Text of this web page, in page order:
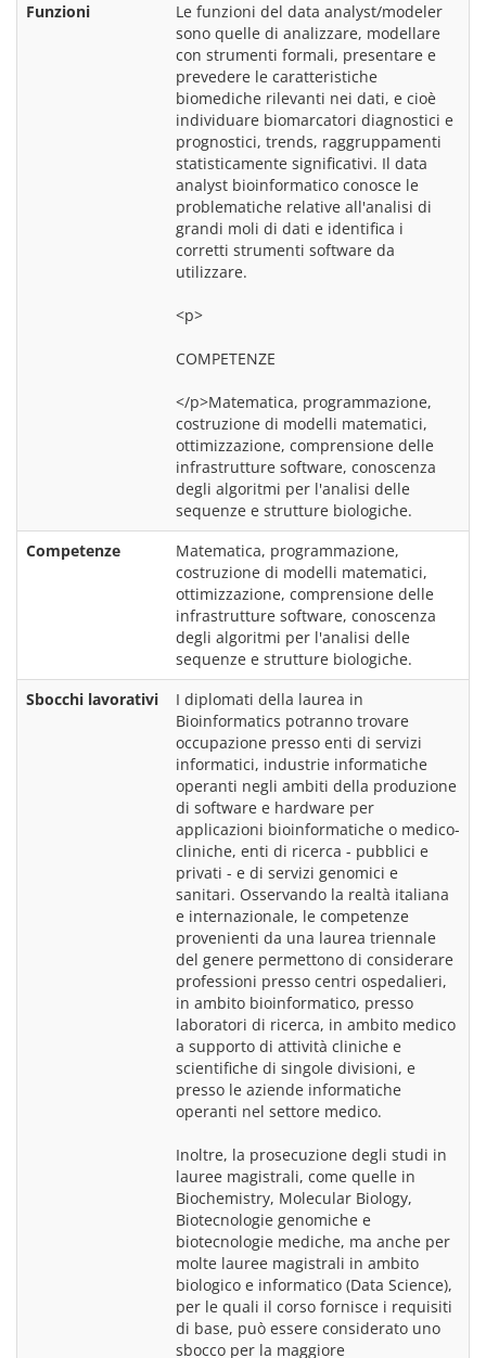
Funzioni
Le funzioni del data analyst/modeler
sono quelle di analizzare, modellare
con strumenti formali, presentare e
prevedere le caratteristiche
biomediche rilevanti nei dati, e cioè
individuare biomarcatori diagnostici e
prognostici, trends, raggruppamenti
statisticamente significativi. Il data
analyst bioinformatico conosce le
problematiche relative all'analisi di
grandi moli di dati e identifica i
corretti strumenti software da
utilizzare.
<p>
COMPETENZE
</p>Matematica, programmazione,
costruzione di modelli matematici,
ottimizzazione, comprensione delle
infrastrutture software, conoscenza
degli algoritmi per l'analisi delle
sequenze e strutture biologiche.
Competenze
Matematica, programmazione,
costruzione di modelli matematici,
ottimizzazione, comprensione delle
infrastrutture software, conoscenza
degli algoritmi per l'analisi delle
sequenze e strutture biologiche.
Sbocchi lavorativi
I diplomati della laurea in
Bioinformatics potranno trovare
occupazione presso enti di servizi
informatici, industrie informatiche
operanti negli ambiti della produzione
di software e hardware per
applicazioni bioinformatiche o medico-
cliniche, enti di ricerca - pubblici e
privati - e di servizi genomici e
sanitari. Osservando la realtà italiana
e internazionale, le competenze
provenienti da una laurea triennale
del genere permettono di considerare
professioni presso centri ospedalieri,
in ambito bioinformatico, presso
laboratori di ricerca, in ambito medico
a supporto di attività cliniche e
scientifiche di singole divisioni, e
presso le aziende informatiche
operanti nel settore medico.
Inoltre, la prosecuzione degli studi in
lauree magistrali, come quelle in
Biochemistry, Molecular Biology,
Biotecnologie genomiche e
biotecnologie mediche, ma anche per
molte lauree magistrali in ambito
biologico e informatico (Data Science),
per le quali il corso fornisce i requisiti
di base, può essere considerato uno
sbocco per la maggiore